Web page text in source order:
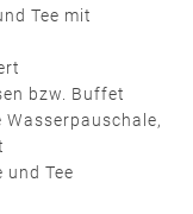
Tee mit
bzw. Buffet
Tee